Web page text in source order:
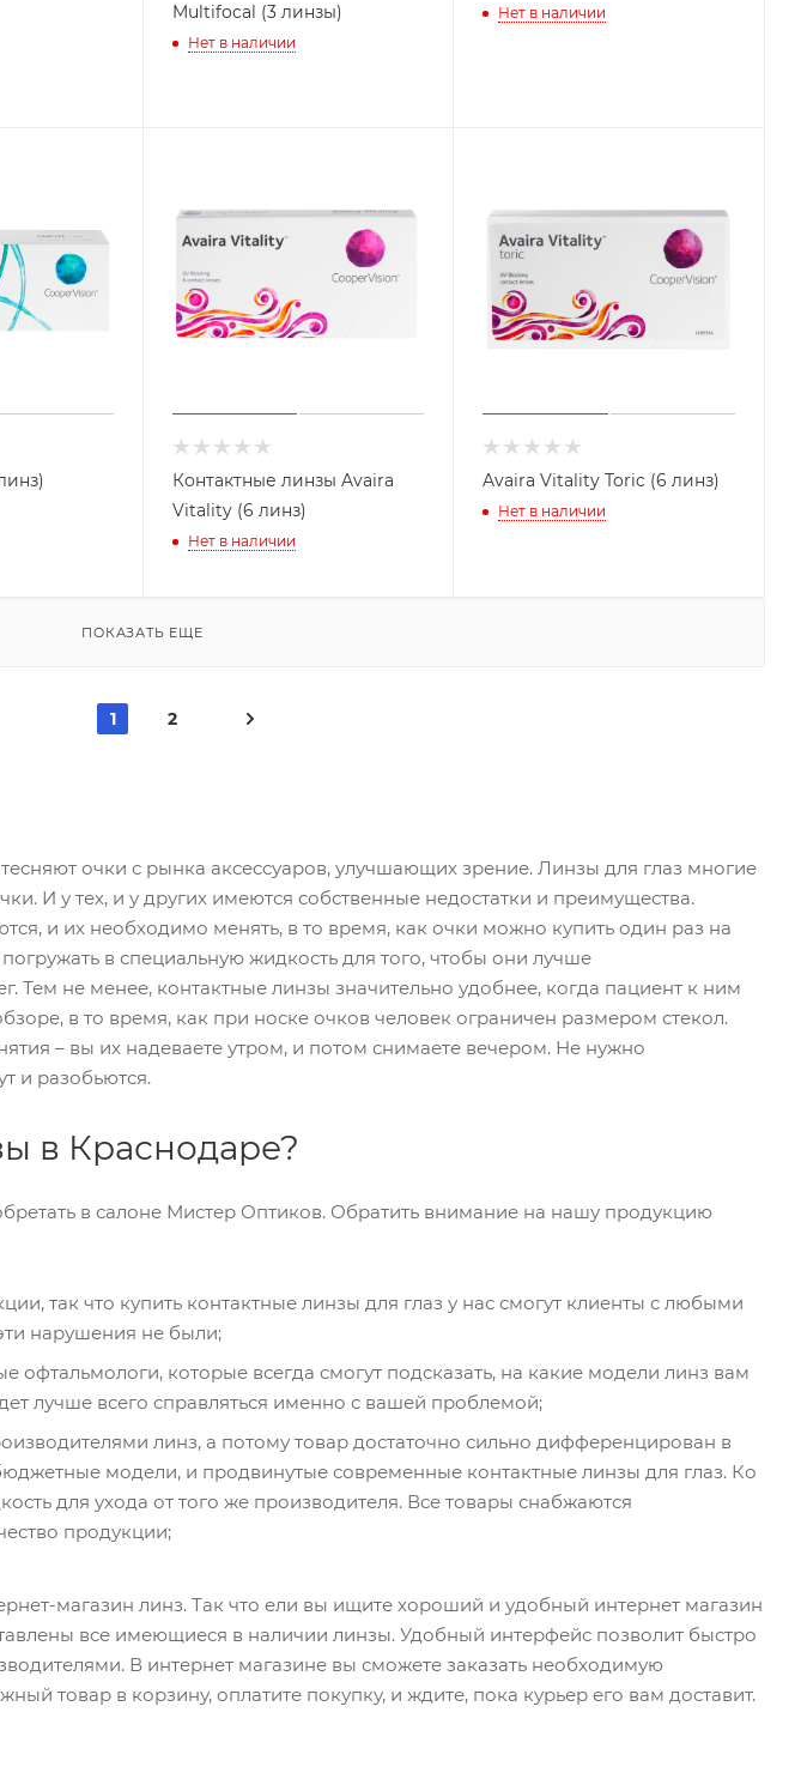
Multifocal (3 линзы)
Нет в наличии
Нет в наличии
Контактные линзы Avaira
Vitality (6 линз)
Нет в наличии
Avaira Vitality Toric (6 линз)
Нет в наличии
ПОКАЗАТЬ ЕЩЕ
1 2
очки с рынка аксессуаров, улучшающих зрение. Линзы для глаз многие
И у тех, и у других имеются собственные недостатки и преимущества.
и их необходимо менять, в то время, как очки можно купить один раз на
в специальную жидкость для того, чтобы они лучше
Тем не менее, контактные линзы значительно удобнее, когда пациент к ним
в то время, как при носке очков человек ограничен размером стекол.
– вы их надеваете утром, и потом снимаете вечером. Не нужно
и разобьются.
в Краснодаре?
в салоне Мистер Оптиков. Обратить внимание на нашу продукцию
так что купить контактные линзы для глаз у нас смогут клиенты с любыми
нарушения не были;
которые всегда смогут подсказать, на какие модели линз вам
лучше всего справляться именно с вашей проблемой;
линз, а потому товар достаточно сильно дифференцирован в
модели, и продвинутые современные контактные линзы для глаз. Ко
для ухода от того же производителя. Все товары снабжаются
продукции;
магазин линз. Так что ели вы ищите хороший и удобный интернет магазин
все имеющиеся в наличии линзы. Удобный интерфейс позволит быстро
В интернет магазине вы сможете заказать необходимую
товар в корзину, оплатите покупку, и ждите, пока курьер его вам доставит.